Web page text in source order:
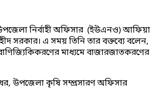
নির্বাহী অফিসার (ইউএনও) আফিয়া
সরকার। এ সময় তিনি তার বক্তব্যে বলেন,
মাধ্যমে বাজারজাতকরণের
উপজেলা কৃষি সম্প্রসারণ অফিসার